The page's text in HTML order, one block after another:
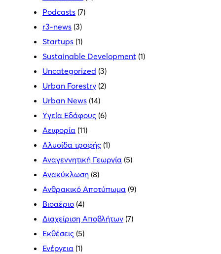
Podcasts (7)
r3-news (3)
Startups (1)
Sustainable Development (1)
Uncategorized (3)
Urban Forestry (2)
Urban News (14)
Yγεία Εδάφους (6)
Αειφορία (11)
Αλυσίδα τροφής (1)
Αναγεννητική Γεωργία (5)
Ανακύκλωση (8)
Ανθρακικό Αποτύπωμα (9)
Βιοαέριο (4)
Διαχείριση Αποβλήτων (7)
Εκθέσεις (5)
Ενέργεια (1)